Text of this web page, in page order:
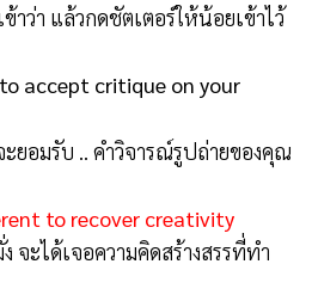
าว่า แล้วกดชัตเตอร์ให้น้อยเข้าไว้
accept critique on your
ยอมรับ .. คำวิจารณ์รูปถ่ายของคุณ
to recover creativity
จะได้เจอความคิดสร้างสรรที่ทำ